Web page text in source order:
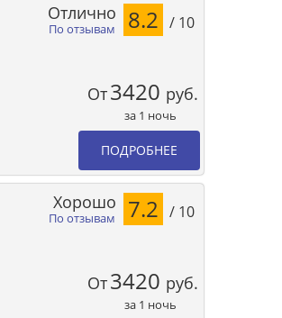
По отзывам
Отлично 8.2 / 10
От3420 руб.
за 1 ночь
ПОДРОБНЕЕ
По отзывам
Хорошо 7.2 / 10
От3420 руб.
за 1 ночь